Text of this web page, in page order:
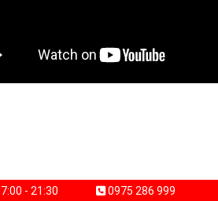
- 21:30 0975 286 999